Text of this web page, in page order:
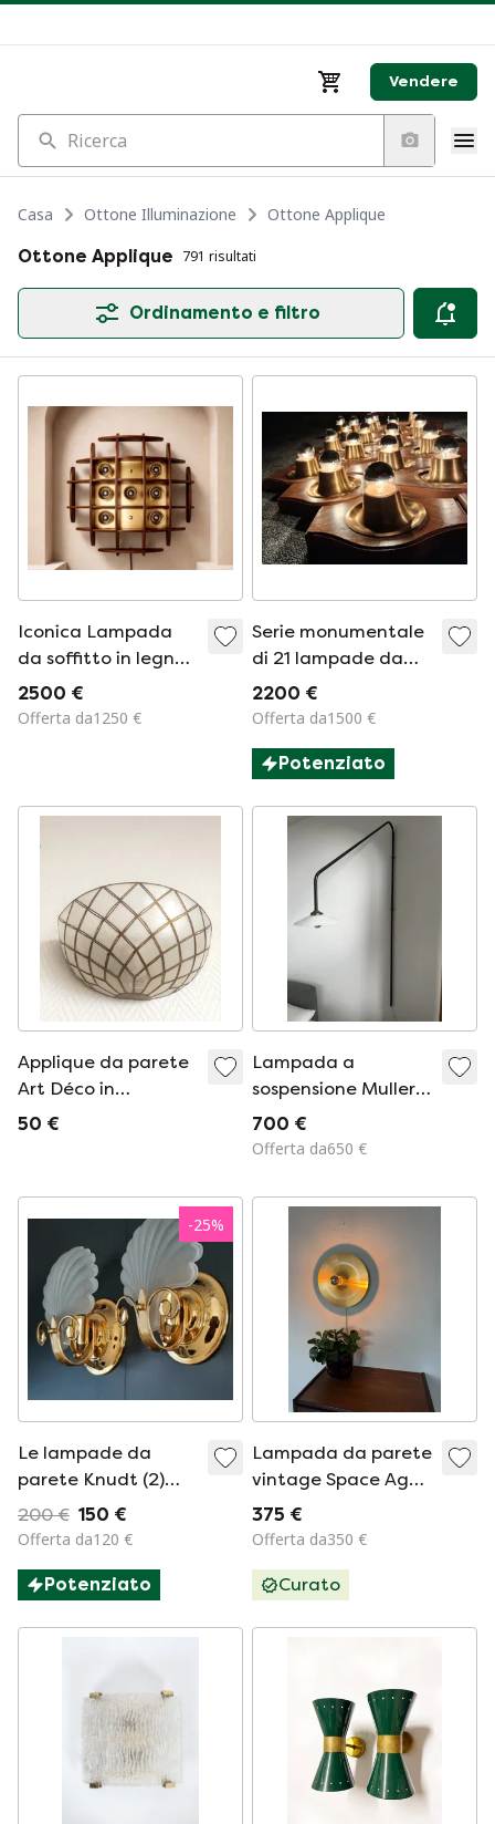
Vendere
Ricerca
Casa Ottone Illuminazione
Ottone Applique
Ottone Applique 791 risultati
Ordinamento e filtro
Iconica Lampada
da soffitto in legno
con Angelo Brotto
per Esperia
2500 €
Offerta da1250 €
Serie monumentale
di 21 lampade da
parete brutaliste,
1960-1970
2200 €
Offerta da1500 €
Potenziato
Applique da parete
Art Déco in
madreperla
50 €
Lampada a
sospensione Muller
Van Severen N4
Nera
700 €
Offerta da650 €
-25%
Le lampade da
parete Knudt (2)
Motivo a conchiglia
200 € 150 €
Offerta da120 €
Potenziato
Lampada da parete
vintage Space Age
'Disc', Honsel '70
375 €
Offerta da350 €
Curato